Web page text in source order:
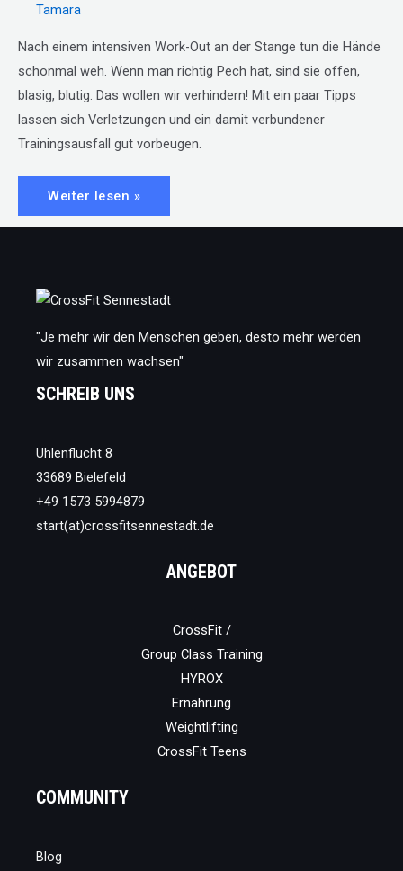
Tamara
Nach einem intensiven Work-Out an der Stange tun die Hände
schonmal weh. Wenn man richtig Pech hat, sind sie offen,
blasig, blutig. Das wollen wir verhindern! Mit ein paar Tipps
lassen sich Verletzungen und ein damit verbundener
Trainingsausfall gut vorbeugen.
#03:
Leitfaden
gegen
Weiter lesen »
"Je mehr wir den Menschen geben, desto mehr werden
wir zusammen wachsen"
SCHREIB UNS
Uhlenflucht 8
33689 Bielefeld
+49 1573 5994879
start(at)crossfitsennestadt.de
ANGEBOT
CrossFit /
Group Class Training
HYROX
Ernährung
Weightlifting
CrossFit Teens
COMMUNITY
Blog